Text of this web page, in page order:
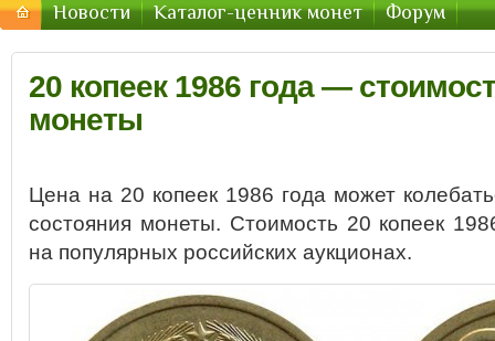
Новости Каталог-ценник монет Форум
20 копеек 1986 года —
монеты
Цена на 20 копеек 1986 года может
состояния монеты. Стоимость 20 копеек
на популярных российских аукционах.